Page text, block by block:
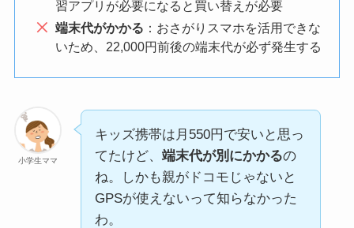
習アプリが必要になると買い替えが必要
端末代がかかる ：おさがりスマホを活用できな
いため、22,000円前後の端末代が必ず発生する
小学生ママ
キッズ携帯は月550円で安いと思っ
てたけど、 端末代が別にかかるの
ね。しかも親がドコモじゃないと
GPSが使えないって知らなかった
わ。